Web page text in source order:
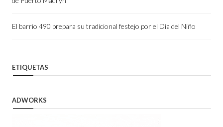
El barrio 490 prepara su tradicional festejo por el Día del Niño
ETIQUETAS
ADWORKS